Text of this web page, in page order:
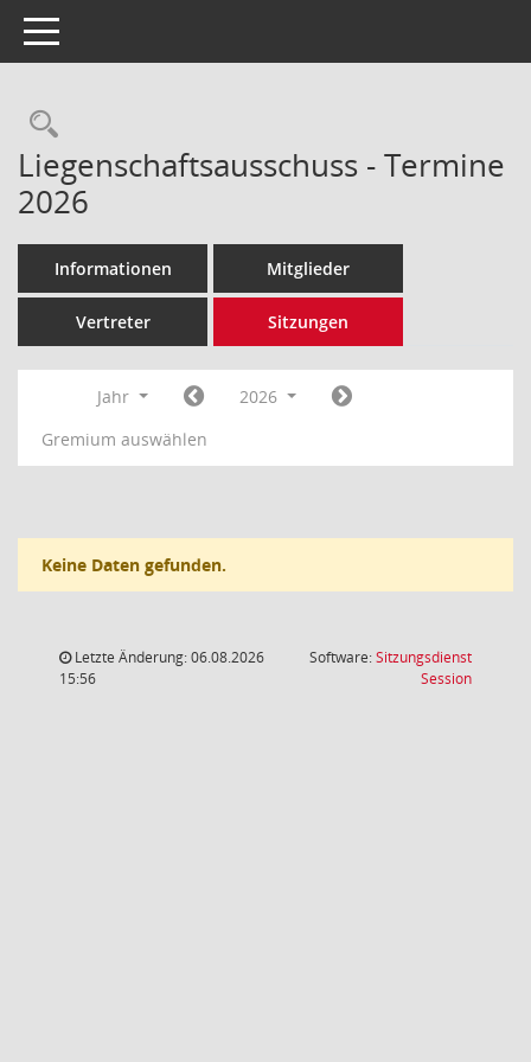
Toggle navigation
Rechercheauswahl
Liegenschaftsausschuss - Termine
2026
Informationen Mitglieder
Vertreter Sitzungen
Jahr
2026
Gremium auswählen
Keine Daten gefunden.
Letzte Änderung: 06.08.2026
15:56
Software:Sitzungsdienst
Session(Wird in